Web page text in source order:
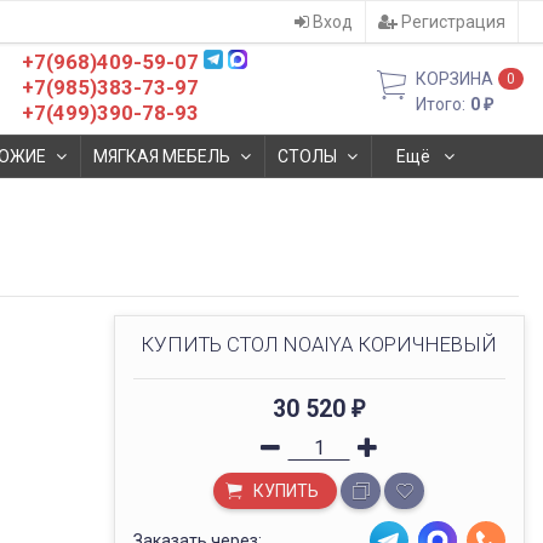
Вход Регистрация
+7(968)409-59-07
+7(985)383-73-97
+7(499)390-78-93
КОРЗИНА 0
Итого: 0₽
МЯГКАЯ МЕБЕЛЬ СТОЛЫ Ещё
КУПИТЬ СТОЛ NOAIYA КОРИЧНЕВЫЙ
30 520₽
КУПИТЬ